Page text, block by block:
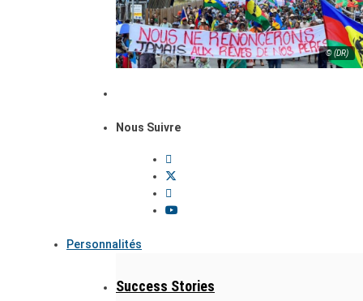
© (DR)
Nous Suivre
Personnalités
Success Stories